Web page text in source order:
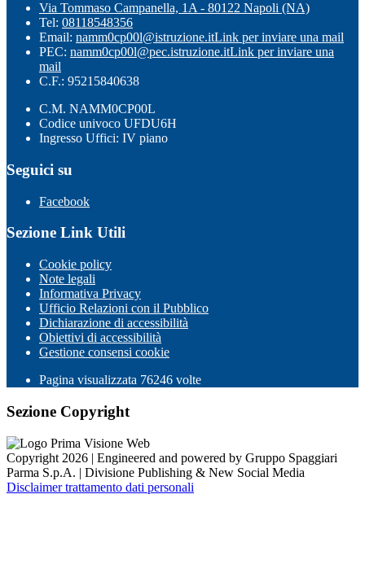
Via Tommaso Campanella, 1A - 80122 Napoli (NA)
Tel: 08118548356
Email: namm0cp00l@istruzione.itLink per inviare una mail
PEC: namm0cp00l@pec.istruzione.itLink per inviare una
mail
C.F.: 95215840638
C.M. NAMM0CP00L
Codice univoco UFDU6H
Ingresso Uffici: IV piano
Seguici su
Facebook
Sezione Link Utili
Cookie policy
Note legali
Informativa Privacy
Ufficio Relazioni con il Pubblico
Dichiarazione di accessibilità
Obiettivi di accessibilità
Gestione consensi cookie
Pagina visualizzata 76246 volte
Sezione Copyright
Copyright 2026 | Engineered and powered by Gruppo Spaggiari
Parma S.p.A. | Divisione Publishing & New Social Media
Disclaimer trattamento dati personali